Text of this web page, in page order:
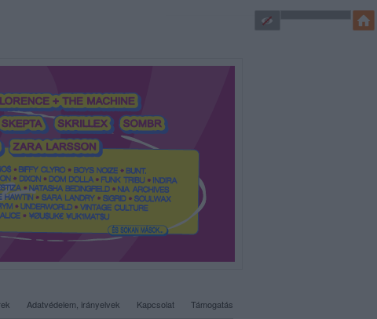
Adatvédelem, irányelvek Kapcsolat Támogatás
SÜTI BEÁLLÍTÁSOK MÓDOSÍTÁSA